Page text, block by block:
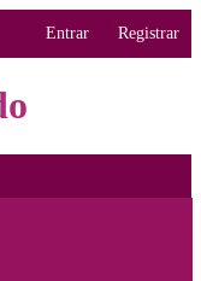
Entrar Registrar